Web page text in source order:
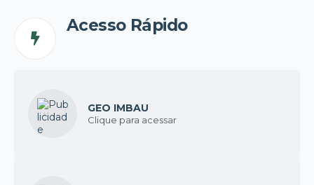
Acesso Rápido
GEO IMBAU
Clique para acessar